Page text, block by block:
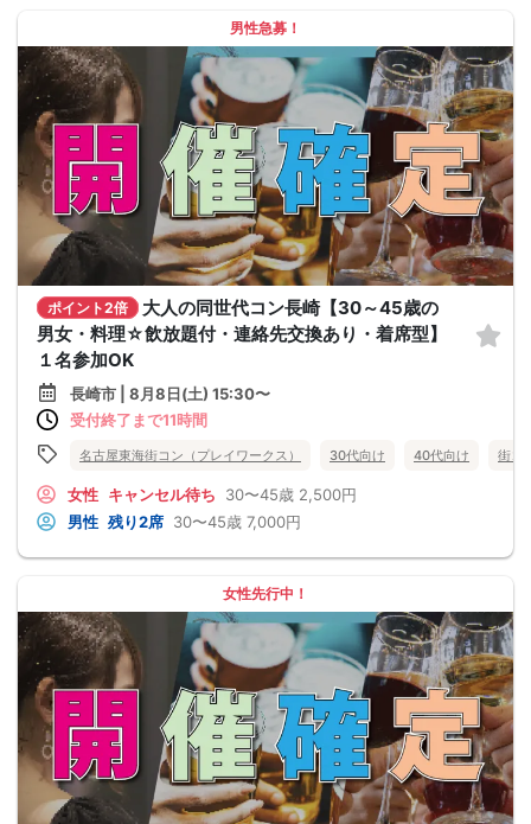
男性急募！
ポイント2倍
大人の同世代コン長崎【30～45歳の
男女・料理☆飲放題付・連絡先交換あり・着席型】
１名参加OK
長崎市 | 8月8日(土) 15:30〜
受付終了まで11時間
名古屋東海街コン（プレイワークス） 30代向け 40代向け 街コ
女性 キャンセル待ち 30〜45歳 2,500円
男性 残り2席 30〜45歳 7,000円
女性先行中！